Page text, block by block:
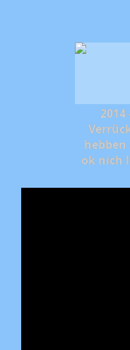
2014
hebben
ok nich